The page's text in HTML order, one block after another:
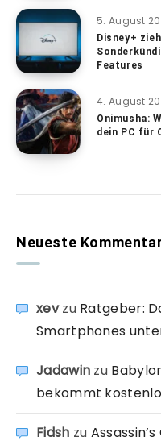
5. August
Disney+
Features
4. August
Onimusha:
dein PC für
Neueste
xevzu Ratgeber:
Smartphones
Jadawin zu
bekommt
Fidsh zu